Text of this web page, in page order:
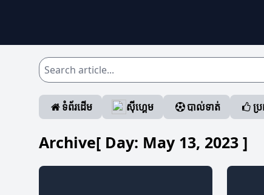
ទំព័រដើម ស៊ីហ្គេម បាល់ទាត់ ប្
Archive[ Day: May 13, 2023 ]